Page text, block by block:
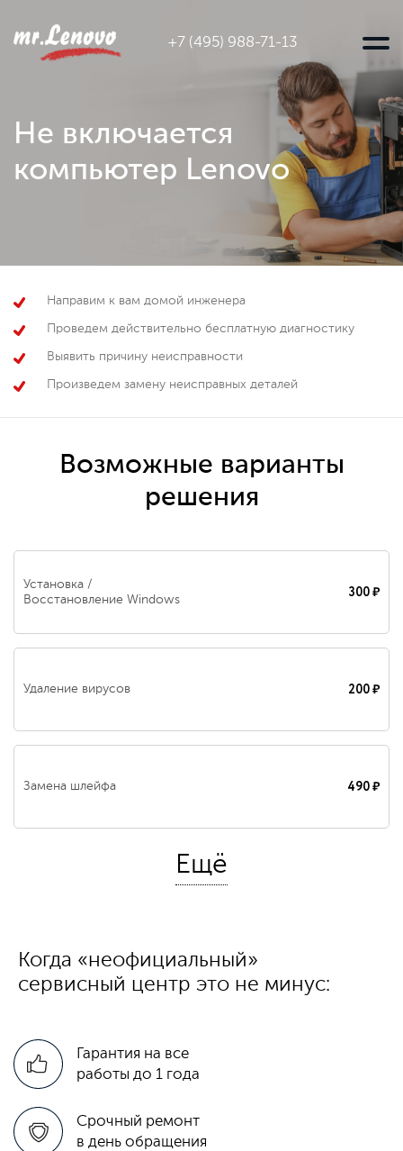
+7 (495) 988-71-13
Не включается
компьютер Lenovo
Направим к вам домой инженера
Проведем действительно бесплатную диагностику
Выявить причину неисправности
Произведем замену неисправных деталей
Возможные варианты
решения
Установка /
Восстановление Windows
300 ₽
Удаление вирусов 200 ₽
Замена шлейфа 490 ₽
Восстановление системных
файлов
Замена процессора
Ещё
Когда «неофициальный»
сервисный центр это не минус:
Гарантия на все
работы до 1 года
Срочный ремонт
в день обращения